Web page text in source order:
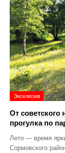
Эксклюзив
От
прогулка по
Лето — время
Сормовского